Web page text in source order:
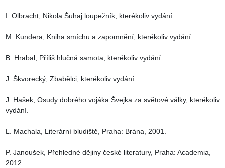
I. Olbracht, Nikola Šuhaj loupežník, kterékoliv vydání.
M. Kundera, Kniha smíchu a zapomnění, kterékoliv vydání.
B. Hrabal, Příliš hlučná samota, kterékoliv vydání.
J. Škvorecký, Zbabělci, kterékoliv vydání.
J. Hašek, Osudy dobrého vojáka Švejka za světové války, kterékoliv
vydání.
L. Machala, Literární bludiště, Praha: Brána, 2001.
P. Janoušek, Přehledné dějiny české literatury, Praha: Academia,
2012.